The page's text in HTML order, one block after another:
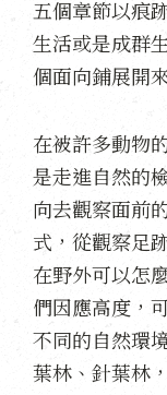
五個章節以痕
生活或是成群
個面向鋪展開
在被許多動物
是走進自然的
向去觀察面前
式，從觀察足
在野外可以怎
們因應高度，
不同的自然環
葉林、針葉林